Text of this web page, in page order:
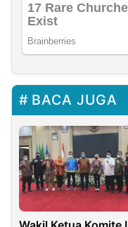
BACA JUGA